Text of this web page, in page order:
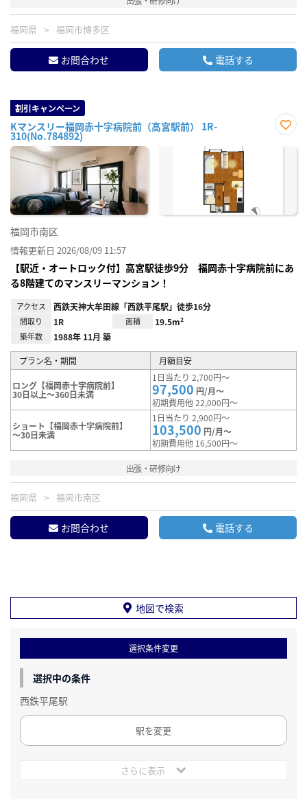
福岡県 福岡市博多区
お問合わせ 電話する
割引キャンペーン
Kマンスリー福岡赤十字病院前（高宮駅前） 1R-
310(No.784892)
に入
福岡市南区
情報更新日 2026/08/09 11:57
【駅近・オートロック付】高宮駅徒歩9分 福岡赤十字病院前にあ
る8階建てのマンスリーマンション！
アクセス 西鉄天神大牟田線「西鉄平尾駅」徒歩16分
間取り 1R 面積 19.5m²
築年数 1988年 11月 築
プラン名・期間 月額目安
ロング【福岡赤十字病院前】
30日以上～360日未満
1日当たり 2,700円～
97,500 円/月～
初期費用他 22,000円～
ショート【福岡赤十字病院前】
～30日未満
1日当たり 2,900円～
103,500 円/月～
初期費用他 16,500円～
出張・研修向け
福岡県 福岡市南区
お問合わせ 電話する
地図で検索
選択条件変更
選択中の条件
西鉄平尾駅
駅を変更
さらに表示